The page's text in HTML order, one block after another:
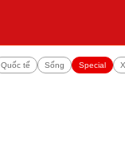
Quốc tế Sống Special